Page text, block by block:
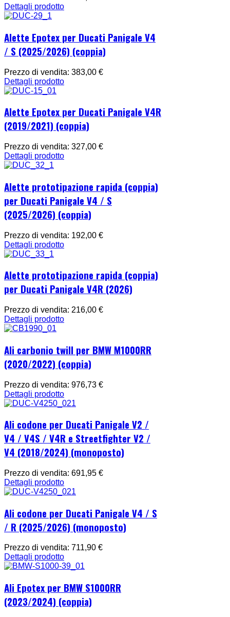
Dettagli prodotto
Alette Epotex per Ducati Panigale V4
/ S (2025/2026) (coppia)
Prezzo di vendita: 383,00 €
Dettagli prodotto
Alette Epotex per Ducati Panigale V4R
(2019/2021) (coppia)
Prezzo di vendita: 327,00 €
Dettagli prodotto
Alette prototipazione rapida (coppia)
per Ducati Panigale V4 / S
(2025/2026) (coppia)
Prezzo di vendita: 192,00 €
Dettagli prodotto
Alette prototipazione rapida (coppia)
per Ducati Panigale V4R (2026)
Prezzo di vendita: 216,00 €
Dettagli prodotto
Ali carbonio twill per BMW M1000RR
(2020/2022) (coppia)
Prezzo di vendita: 976,73 €
Dettagli prodotto
Ali codone per Ducati Panigale V2 /
V4 / V4S / V4R e Streetfighter V2 /
V4 (2018/2024) (monoposto)
Prezzo di vendita: 691,95 €
Dettagli prodotto
Ali codone per Ducati Panigale V4 / S
/ R (2025/2026) (monoposto)
Prezzo di vendita: 711,90 €
Dettagli prodotto
Ali Epotex per BMW S1000RR
(2023/2024) (coppia)